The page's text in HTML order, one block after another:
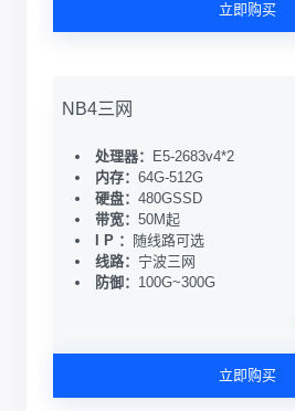
立即购买
NB4三网
处理器：
E5-2683v4*2
内存： 64G-512G
硬盘： 480GSSD
带宽： 50M起
I P ：
随线路可选
线路： 宁波三网
防御： 100G~300G
立即购买